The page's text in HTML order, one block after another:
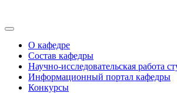
О кафедре
Состав кафедры
Научно-исследовательская работа
Информационный портал кафедры
Конкурсы